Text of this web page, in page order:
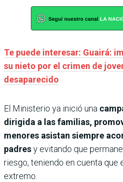
Te puede interesar: Guairá:
su nieto por el crimen de
desaparecido
El Ministerio ya inició una
dirigida a las familias,
menores asistan siempre
padresy evitando que
riesgo, teniendo en cuenta que
extremo.